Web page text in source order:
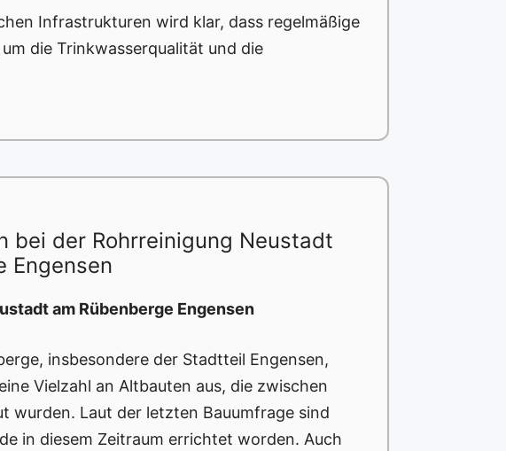
Infrastrukturen wird klar, dass regelmäßige
die Trinkwasserqualität und die
bei der Rohrreinigung Neustadt
Engensen
am Rübenberge Engensen
insbesondere der Stadtteil Engensen,
Vielzahl an Altbauten aus, die zwischen
wurden. Laut der letzten Bauumfrage sind
in diesem Zeitraum errichtet worden. Auch